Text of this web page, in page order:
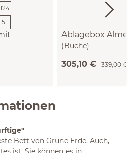
5
Ablagebox
(Buche)
305,10 € 339,00 €
Bett von Grüne Erde. Auch,